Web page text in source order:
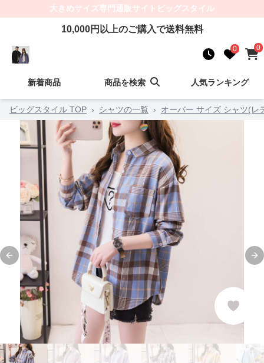
大きめサイズ専門通販サイト ビッグスタイル
10,000円以上のご購入で送料無料
0 0
新着商品 商品を検索 人気ランキング
ビッグスタイル TOP › シャツの一覧 › オーバー サイズ シャツ(レ
Previous slide